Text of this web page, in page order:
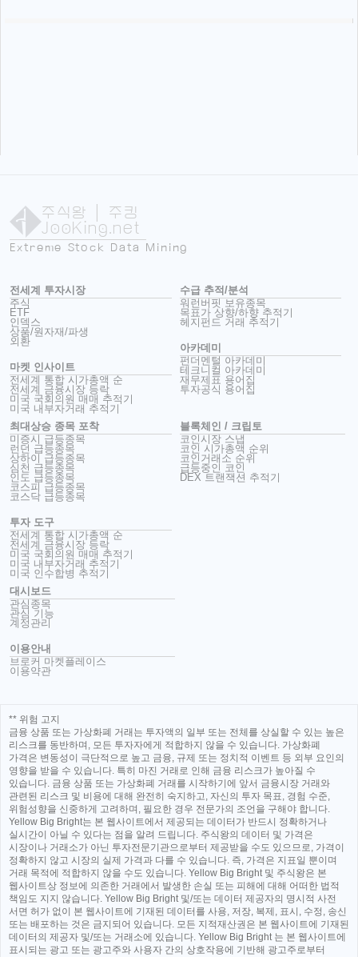
주식왕 | 주킹
JooKing.net
Extreme Stock Data Mining
전세계 투자시장
주식
ETF
인덱스
상품/원자재/파생
외환
마켓 인사이트
전세계 통합 시가총액 순
전세계 금융시장 등락
미국 국회의원 매매 추적기
미국 내부자거래 추적기
수급 추적/분석
워런버핏 보유종목
목표가 상향/하향 추적기
헤지펀드 거래 추적기
아카데미
펀더멘털 아카데미
테크니컬 아카데미
재무제표 용어집
투자공식 용어집
최대상승 종목 포착
미증시 급등종목
런던 급등종목
상하이 급등종목
심천 급등종목
인도 급등종목
코스피 급등종목
코스닥 급등종목
투자 도구
전세계 통합 시가총액 순
전세계 금융시장 등락
미국 국회의원 매매 추적기
미국 내부자거래 추적기
미국 인수합병 추적기
블록체인 / 크립토
코인시장 스냅
코인 시가총액 순위
코인거래소 순위
급등중인 코인
DEX 트랜잭션 추적기
대시보드
관심종목
관심 기능
계정관리
이용안내
브로커 마켓플레이스
이용약관
** 위험 고지
금융 상품 또는 가상화폐 거래는 투자액의 일부 또는 전체를 상실할 수 있는 높은
리스크를 동반하며, 모든 투자자에게 적합하지 않을 수 있습니다. 가상화폐
가격은 변동성이 극단적으로 높고 금융, 규제 또는 정치적 이벤트 등 외부 요인의
영향을 받을 수 있습니다. 특히 마진 거래로 인해 금융 리스크가 높아질 수
있습니다. 금융 상품 또는 가상화폐 거래를 시작하기에 앞서 금융시장 거래와
관련된 리스크 및 비용에 대해 완전히 숙지하고, 자신의 투자 목표, 경험 수준,
위험성향을 신중하게 고려하며, 필요한 경우 전문가의 조언을 구해야 합니다.
Yellow Big Bright는 본 웹사이트에서 제공되는 데이터가 반드시 정확하거나
실시간이 아닐 수 있다는 점을 알려 드립니다. 주식왕의 데이터 및 가격은
시장이나 거래소가 아닌 투자전문기관으로부터 제공받을 수도 있으므로, 가격이
정확하지 않고 시장의 실제 가격과 다를 수 있습니다. 즉, 가격은 지표일 뿐이며
거래 목적에 적합하지 않을 수도 있습니다. Yellow Big Bright 및 주식왕은 본
웹사이트상 정보에 의존한 거래에서 발생한 손실 또는 피해에 대해 어떠한 법적
책임도 지지 않습니다. Yellow Big Bright 및/또는 데이터 제공자의 명시적 사전
서면 허가 없이 본 웹사이트에 기재된 데이터를 사용, 저장, 복제, 표시, 수정, 송신
또는 배포하는 것은 금지되어 있습니다. 모든 지적재산권은 본 웹사이트에 기재된
데이터의 제공자 및/또는 거래소에 있습니다. Yellow Big Bright 는 본 웹사이트에
표시되는 광고 또는 광고주와 사용자 간의 상호작용에 기반해 광고주로부터